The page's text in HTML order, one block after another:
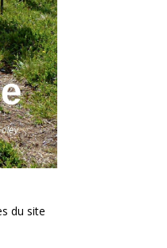
du site